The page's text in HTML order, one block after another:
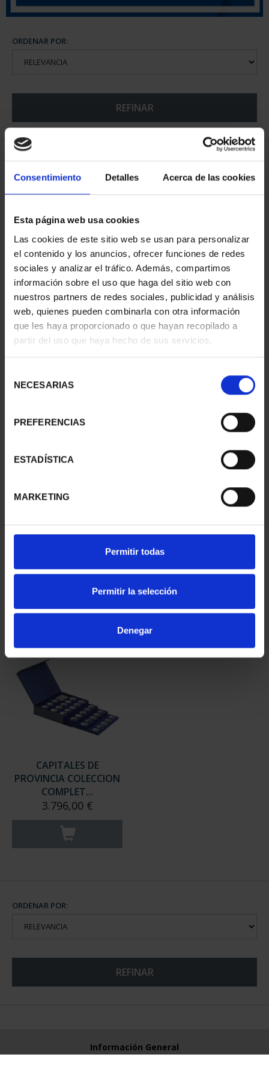
Consentimiento Detalles Acerca de las cookies
Esta página web usa cookies
Las cookies de este sitio web se usan para personalizar
el contenido y los anuncios, ofrecer funciones de redes
sociales y analizar el tráfico. Además, compartimos
información sobre el uso que haga del sitio web con
nuestros partners de redes sociales, publicidad y análisis
web, quienes pueden combinarla con otra información
que les haya proporcionado o que hayan recopilado a
partir del uso que haya hecho de sus servicios.
NECESARIAS
PREFERENCIAS
ESTADÍSTICA
MARKETING
Permitir todas
Permitir la selección
Denegar
ORDENAR POR:
REFINAR
5 Productos encontrados
SUSCRIPCIÓN
CAPITALES DE
PROVINCIA 1
949,00 €
Sólo para usuarios
registrados
SUSCRIPCIÓN
CAPITALES DE
PROVINCIA 2
949,00 €
Sólo para usuarios
registrados
PROVINCIA 3
registrados
PROVINCIA 4
registrados
CAPITALES DE
PROVINCIA COLECCION
COMPLET...
3.796,00 €
ORDENAR POR:
REFINAR
Información General